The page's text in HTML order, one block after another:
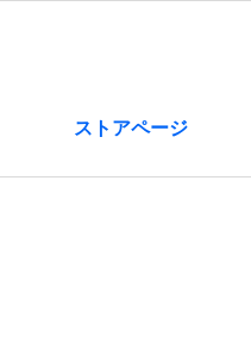
ストアページ